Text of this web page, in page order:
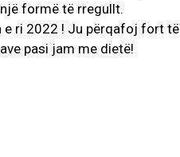
formë të rregullt.
e ri 2022 ! Ju përqafoj fort
pasi jam me dietë!